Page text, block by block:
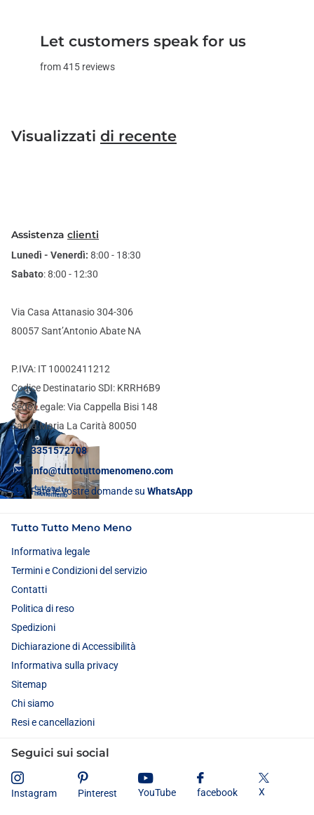
Let customers speak for us
from 415 reviews
Visualizzati di recente
Assistenza clienti
Lunedì - Venerdì: 8:00 - 18:30
Sabato: 8:00 - 12:30
Via Casa Attanasio 304-306
80057 Sant’Antonio Abate NA
P.IVA: IT 10002411212
Codice Destinatario SDI: KRRH6B9
Sede Legale: Via Cappella Bisi 148
Santa Maria La Carità 80050
3351572708
info@tuttotuttomenomeno.com
Fate le vostre domande su WhatsApp
Tutto Tutto Meno Meno
Informativa legale
Termini e Condizioni del servizio
Contatti
Politica di reso
Spedizioni
Dichiarazione di Accessibilità
Informativa sulla privacy
Sitemap
Chi siamo
Resi e cancellazioni
Seguici sui social
Instagram Pinterest YouTube facebook X